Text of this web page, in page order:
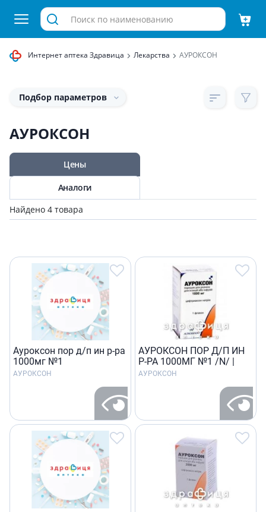
Интернет аптека Здравица Лекарства АУРОКСОН
Подбор параметров
АУРОКСОН
Цены
Аналоги
Найдено 4 товара
Ауроксон пор д/п ин р-ра
1000мг №1
АУРОКСОН
АУРОКСОН ПОР Д/П ИН
Р-РА 1000МГ №1 /N/ |
АУРОКСОН